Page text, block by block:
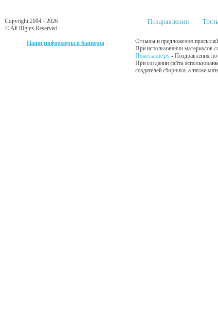
Copyright 2004 - 2026
© All Rights Reserved.
Наши информеры и баннеры
Поздравления
Отзывы и предложения
При использовании материалов
Пожелание.ру - Поздравления
При создании сайта
создателей сборника, а также